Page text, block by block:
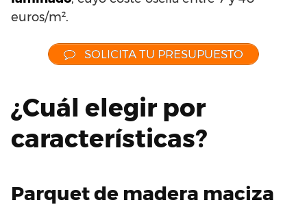
euros/m².
SOLICITA TU PRESUPUESTO
¿Cuál elegir por
características?
Parquet de madera maciza